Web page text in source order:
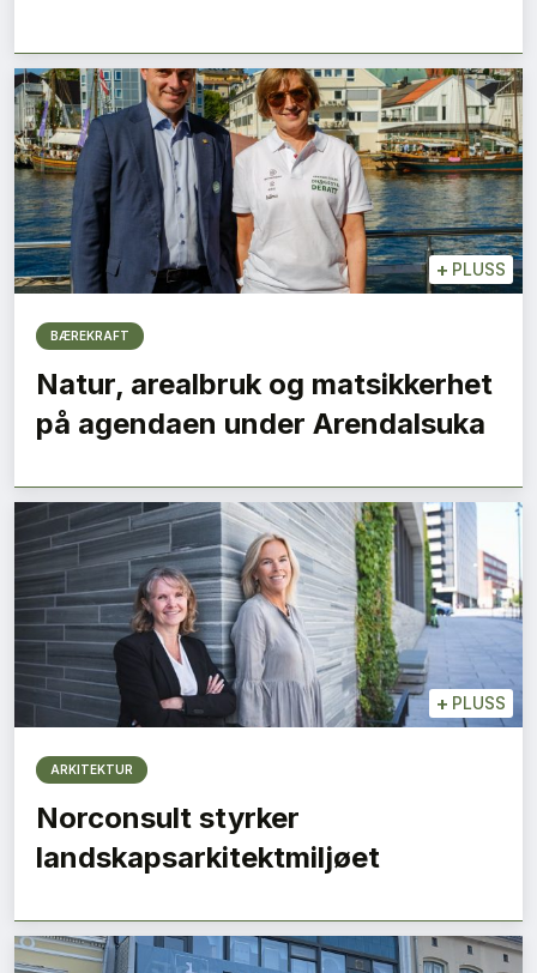
+ PLUSS
BÆREKRAFT
Natur, arealbruk og matsikkerhet
på agendaen under Arendalsuka
+ PLUSS
ARKITEKTUR
Norconsult styrker
landskapsarkitektmiljøet